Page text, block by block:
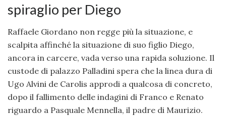
spiraglio per Diego
Raffaele Giordano non regge più la situazione, e
scalpita affinché la situazione di suo figlio Diego,
ancora in carcere, vada verso una rapida soluzione. Il
custode di palazzo Palladini spera che la linea dura di
Ugo Alvini de Carolis approdi a qualcosa di concreto,
dopo il fallimento delle indagini di Franco e Renato
riguardo a Pasquale Mennella, il padre di Maurizio.